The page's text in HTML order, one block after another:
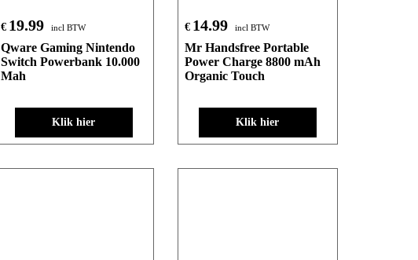
€ 19.99 incl BTW
Qware Gaming Nintendo
Switch Powerbank 10.000
Mah
Klik hier
€ 14.99 incl BTW
Mr Handsfree Portable
Power Charge 8800 mAh
Organic Touch
Klik hier